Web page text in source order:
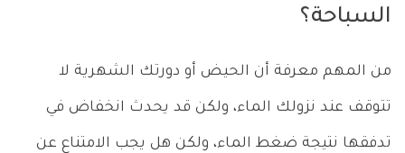
السباحة؟
من المهم معرفة أن الحيض أو دورتك الشهرية لا
تتوقف عند نزولك الماء، ولكن قد يحدث انخفاض في
تدفقها نتيجة ضغط الماء، ولكن هل يجب الامتناع عن